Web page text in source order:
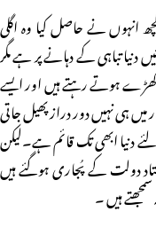
انہوں نے حاصل کیا وہ اگلی
تباہی کے دہانے پر ہے مگر
کھڑے ہوتے رہتے ہیں اور ایسے
ہی نہیں دور دراز پھیل جاتی
دنیا ابھی تک قائم ہے۔لیکن
دولت کے پُجاری ہوگئے ہیں
ہیں ۔